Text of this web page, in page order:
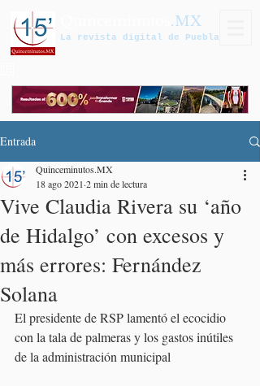
.MX
La revista digital de Puebla
Entrada
Vive Claudia Rivera su ‘año
de Hidalgo’ con excesos y
más errores: Fernández
Solana
Quinceminutos.MX
18 ago 2021 2 min de lectura
El presidente de RSP lamentó el ecocidio
con la tala de palmeras y los gastos inútiles
de la administración municipal